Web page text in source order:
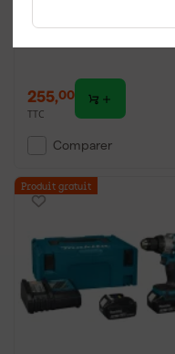
mallette - 24Nm
Livré demain
255,00
TTC
Comparer
Produit gratuit